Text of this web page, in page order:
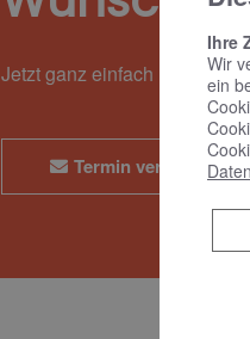
Jetzt ganz einfach und
Termin vereinbaren
Ihre
Wir
ein